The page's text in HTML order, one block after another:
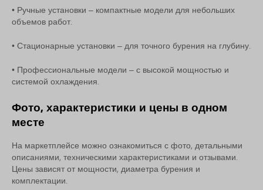
• Ручные установки – компактные модели для небольших
объемов работ.
• Стационарные установки – для точного бурения на глубину.
• Профессиональные модели – с высокой мощностью и
системой охлаждения.
Фото, характеристики и цены в одном
месте
На маркетплейсе можно ознакомиться с фото, детальными
описаниями, техническими характеристиками и отзывами.
Цены зависят от мощности, диаметра бурения и
комплектации.